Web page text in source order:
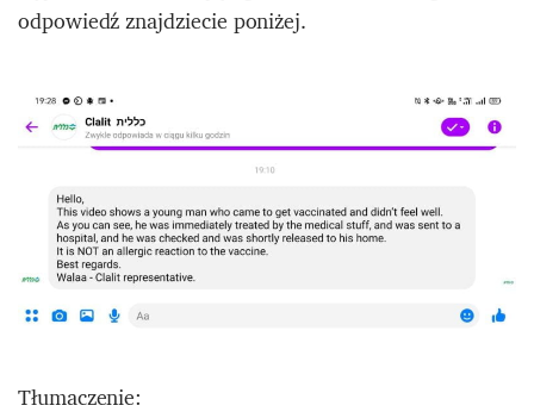
odpowiedź znajdziecie poniżej.
Tłumaczenie: